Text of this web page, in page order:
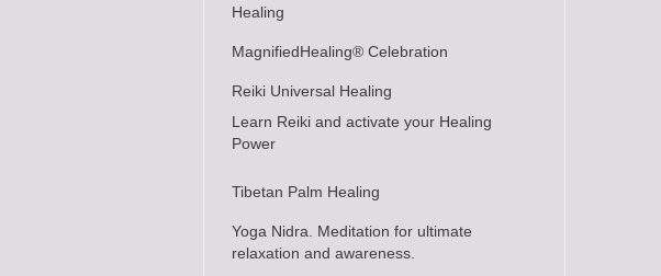
Healing
MagnifiedHealing® Celebration
Reiki Universal Healing
Learn Reiki and activate your Healing
Power
Tibetan Palm Healing
Yoga Nidra. Meditation for ultimate
relaxation and awareness.